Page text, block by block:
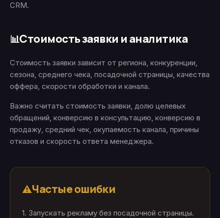
CRM.
📊Стоимость заявки и аналитика
Стоимость заявки зависит от региона, конкуренции,
сезона, среднего чека, посадочной страницы, качества
оффера, скорости обработки и канала.
Важно считать стоимость заявки, долю целевых
обращений, конверсию в консультацию, конверсию в
продажу, средний чек, окупаемость канала, причины
отказов и скорость ответа менеджера.
⚠️Частые ошибки
1. Запускать рекламу без посадочной страницы.